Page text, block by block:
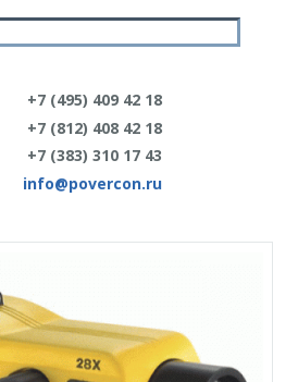
+7 (495) 409 42 18
+7 (812) 408 42 18
+7 (383) 310 17 43
info@povercon.ru